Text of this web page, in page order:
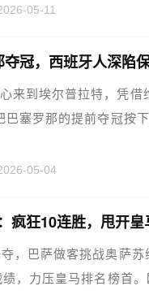
05-11
来到埃尔普拉特，凭借
塞罗那的提前夺冠按
05-04
疯狂10连胜，甩开皇
，巴萨做客挑战奥萨苏
，力压皇马排名榜首